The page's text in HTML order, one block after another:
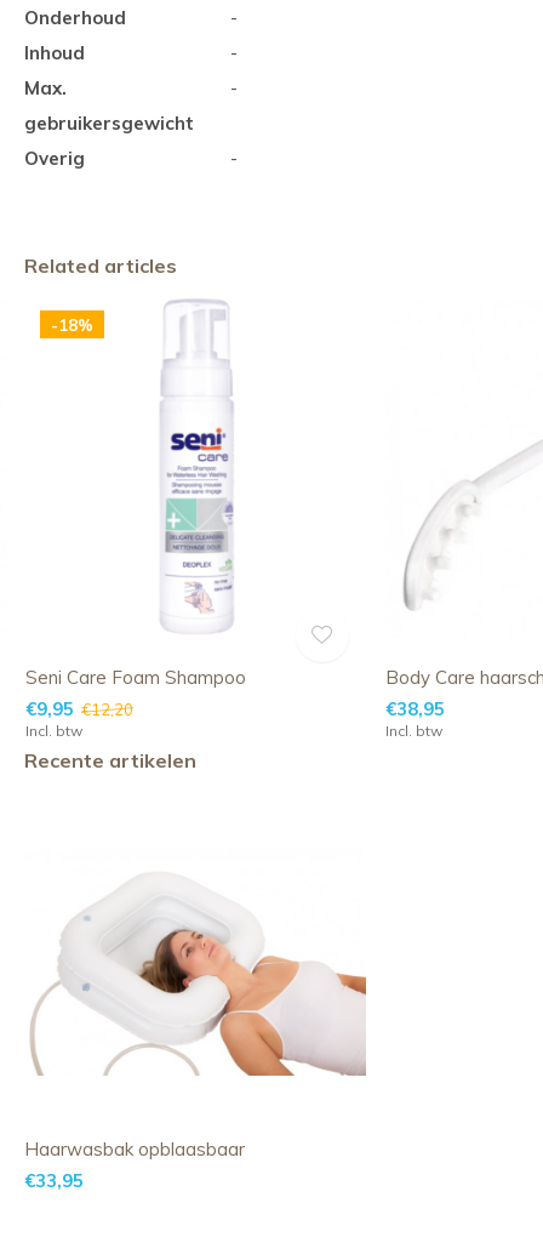
Onderhoud
-
Inhoud
-
Max.
gebruikersgewicht
-
Overig -
Related articles
-18%
Seni Care Foam Shampoo
€9,95 €12,20
Incl. btw
Body Care
€38,95
Incl. btw
Recente artikelen
Haarwasbak opblaasbaar
€33,95